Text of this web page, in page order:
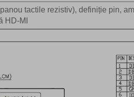
tactile rezistiv), definiție pin,
HD-MI